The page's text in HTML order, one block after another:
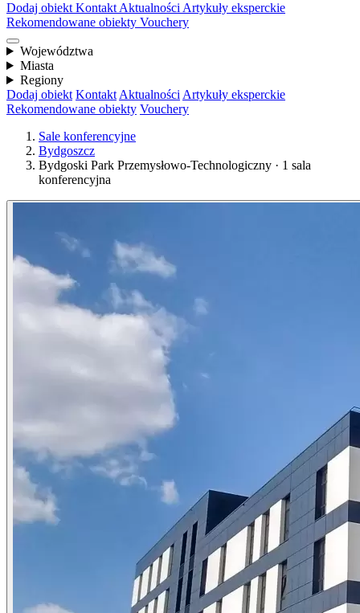
Dodaj obiekt Kontakt Aktualności Artykuły eksperckie
Rekomendowane obiekty Vouchery
Województwa
Miasta
Regiony
Dodaj obiekt Kontakt Aktualności Artykuły eksperckie
Rekomendowane obiekty Vouchery
Sale konferencyjne
Bydgoszcz
Bydgoski Park Przemysłowo-Technologiczny · 1 sala
konferencyjna